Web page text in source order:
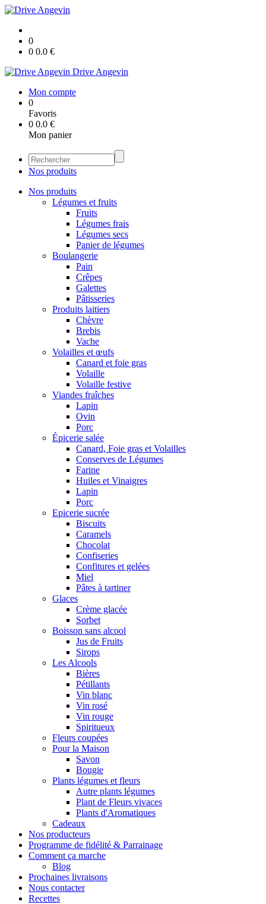
0
0 0.0 €
Drive Angevin
Mon compte
0
Favoris
0 0.0 €
Mon panier
Nos produits
Nos produits
Légumes et fruits
Fruits
Légumes frais
Légumes secs
Panier de légumes
Boulangerie
Pain
Crêpes
Galettes
Pâtisseries
Produits laitiers
Chèvre
Brebis
Vache
Volailles et œufs
Canard et foie gras
Volaille
Volaille festive
Viandes fraîches
Lapin
Ovin
Porc
Épicerie salée
Canard, Foie gras et Volailles
Conserves de Légumes
Farine
Huiles et Vinaigres
Lapin
Porc
Epicerie sucrée
Biscuits
Caramels
Chocolat
Confiseries
Confitures et gelées
Miel
Pâtes à tartiner
Glaces
Crème glacée
Sorbet
Boisson sans alcool
Jus de Fruits
Sirops
Les Alcools
Bières
Pétillants
Vin blanc
Vin rosé
Vin rouge
Spiritueux
Fleurs coupées
Pour la Maison
Savon
Bougie
Plants légumes et fleurs
Autre plants légumes
Plant de Fleurs vivaces
Plants d'Aromatiques
Cadeaux
Nos producteurs
Programme de fidélité & Parrainage
Comment ça marche
Blog
Prochaines livraisons
Nous contacter
Recettes